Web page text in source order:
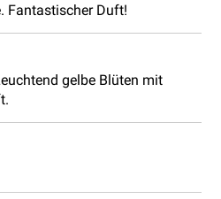
Fantastischer Duft!
gelbe Blüten mit